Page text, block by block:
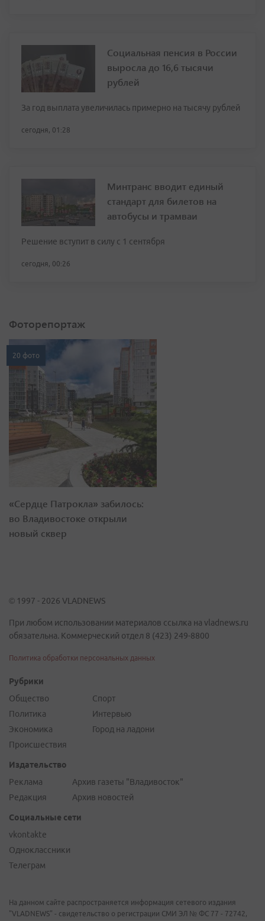
Социальная пенсия в России
выросла до 16,6 тысячи
рублей
За год выплата увеличилась примерно на тысячу рублей
сегодня, 01:28
Минтранс вводит единый
стандарт для билетов на
автобусы и трамваи
Решение вступит в силу с 1 сентября
сегодня, 00:26
Фоторепортаж
20 фото
«Сердце Патрокла» забилось:
во Владивостоке открыли
новый сквер
© 1997 - 2026 VLADNEWS
При любом использовании материалов ссылка на vladnews.ru
обязательна. Коммерческий отдел 8 (423) 249-8800
Политика обработки персональных данных
Рубрики
Общество
Политика
Экономика
Происшествия
Спорт
Интервью
Город на ладони
Издательство
Реклама
Редакция
Архив газеты "Владивосток"
Архив новостей
Социальные сети
vkontakte
Одноклассники
Телеграм
На данном сайте распространяется информация сетевого издания
"VLADNEWS" - свидетельство о регистрации СМИ ЭЛ № ФС 77 - 72742,